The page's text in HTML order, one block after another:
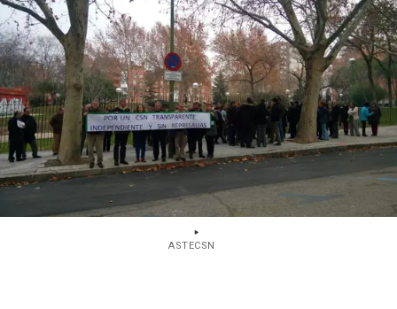
ASTECSN